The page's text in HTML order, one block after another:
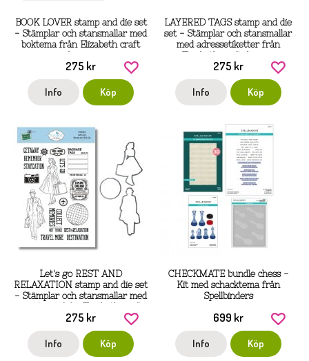
BOOK LOVER stamp and die set
- Stämplar och stansmallar med
boktema från Elizabeth craft
275 kr
Info Köp
LAYERED TAGS stamp and die
set - Stämplar och stansmallar
med adressetiketter från
275 kr
Info Köp
Let's go REST AND
RELAXATION stamp and die set
- Stämplar och stansmallar med
designs 16x28 cm
275 kr
Info Köp
CHECKMATE bundle chess -
Kit med schacktema från
Spellbinders
699 kr
Info Köp